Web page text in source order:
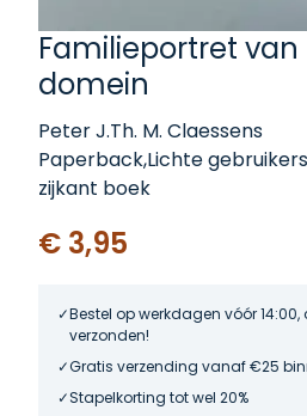
Familieportret van
domein
Peter J.Th. M. Claessens
Paperback,Lichte
zijkant boek
€ 3,95
Bestel op werkdagen vóór
verzonden!
Gratis verzending vanaf €25
Stapelkorting tot wel 20%